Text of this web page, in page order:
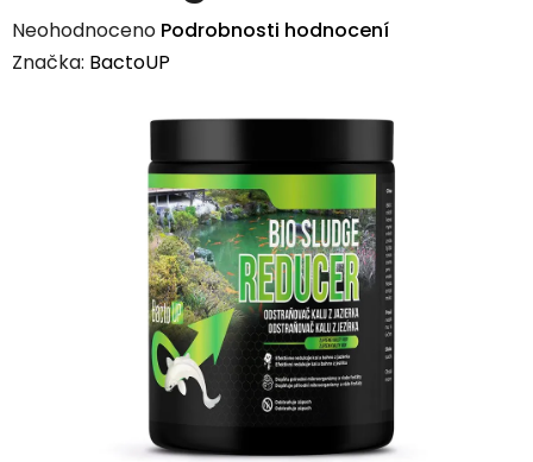
Průměrné
hodnocení
Neohodnoceno Podrobnosti hodnocení
Značka: BactoUP